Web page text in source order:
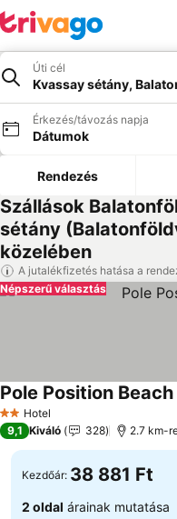
Úti cél
Kvassay sétány,
Érkezés/távozás napja
Dátumok
Rendezés
Szállások
sétány
közelében
A jutalékfizetés hatása a
Népszerű választás
2 Kategória
Hotel
Pole Position
9,1 Kiváló 328 2.7 km-
Kezdőár: 38 881 Ft
2 oldal árainak mutatása